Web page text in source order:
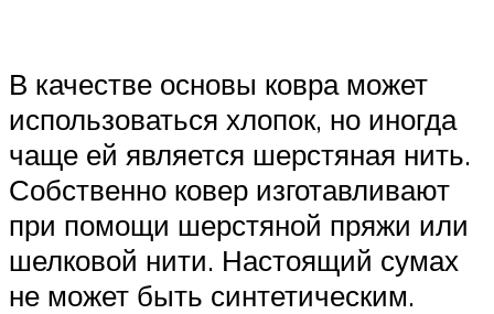
В качестве основы ковра может
использоваться хлопок, но иногда
чаще ей является шерстяная нить.
Собственно ковер изготавливают
при помощи шерстяной пряжи или
шелковой нити. Настоящий сумах
не может быть синтетическим.